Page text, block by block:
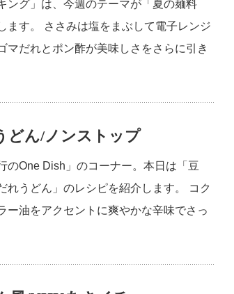
ング」は、今週のテーマが「夏の麺料
ます。 ささみは塩をまぶして電子レンジ
マだれとポン酢が美味しさをさらに引き
どん/ノンストップ
のOne Dish」のコーナー。本日は「豆
うどん」のレシピを紹介します。 コク
ー油をアクセントに爽やかな辛味でさっ